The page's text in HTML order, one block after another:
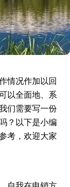
情况作加以回
以全面地、系
们需要写一份
？以下是小编
考，欢迎大家